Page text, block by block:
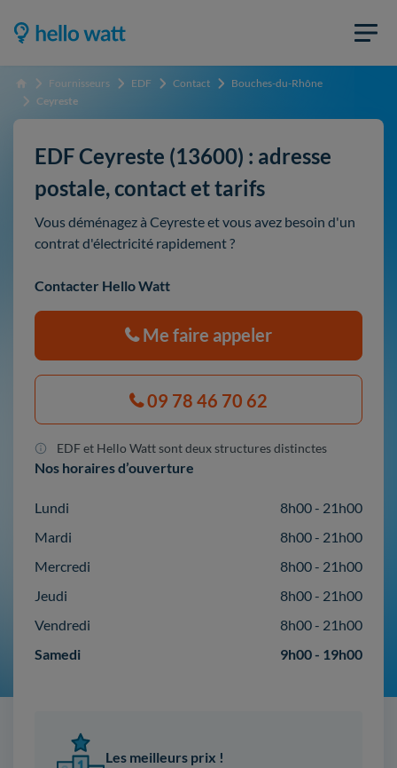
Accueil Fournisseurs EDF Contact
Bouches-du-Rhône
Ceyreste
EDF Ceyreste (13600) : adresse
postale, contact et tarifs
Vous déménagez à Ceyreste et vous avez besoin d'un
contrat d'électricité rapidement ?
Contacter Hello Watt
Me faire appeler
09 78 46 70 62
EDF et Hello Watt sont deux structures distinctes
Nos horaires d’ouverture
Lundi
8h00 - 21h00
Mardi
8h00 - 21h00
Mercredi
8h00 - 21h00
Jeudi
8h00 - 21h00
Vendredi
8h00 - 21h00
Samedi
9h00 - 19h00
Les meilleurs prix !